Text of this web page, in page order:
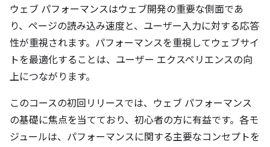
ウェブ パフォーマンスはウェブ開発の重要な側面であ
り、ページの読み込み速度と、ユーザー入力に対する応答
性が重視されます。パフォーマンスを重視してウェブサイ
トを最適化することは、ユーザー エクスペリエンスの向
上につながります。
このコースの初回リリースでは、ウェブ パフォーマンス
の基礎に焦点を当てており、初心者の方に有益です。各モ
ジュールは、パフォーマンスに関する主要なコンセプトを